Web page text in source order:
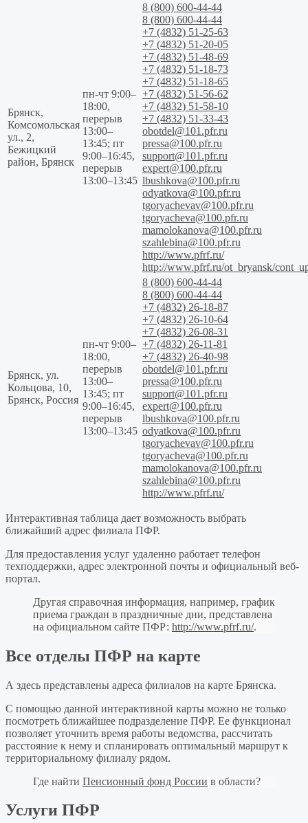
Брянск,
Комсомольская
ул., 2,
Бежицкий
район, Брянск
пн-чт 9:00–
18:00,
перерыв
13:00–
13:45; пт
9:00–16:45,
перерыв
13:00–13:45
8 (800) 600-44-44
8 (800) 600-44-44
+7 (4832) 51-25-63
+7 (4832) 51-20-05
+7 (4832) 51-48-69
+7 (4832) 51-18-73
+7 (4832) 51-18-65
+7 (4832) 51-56-62
+7 (4832) 51-58-10
+7 (4832) 51-33-43
obotdel@101.pfr.ru
pressa@100.pfr.ru
support@101.pfr.ru
expert@100.pfr.ru
lbushkova@100.pfr.ru
odyatkova@100.pfr.ru
tgoryachevav@100.pfr.ru
tgoryacheva@100.pfr.ru
mamolokanova@100.pfr.ru
szahlebina@100.pfr.ru
http://www.pfrf.ru/
http://www.pfrf.ru/ot_bryansk/
Брянск, ул.
Кольцова, 10,
Брянск, Россия
пн-чт 9:00–
18:00,
перерыв
13:00–
13:45; пт
9:00–16:45,
перерыв
13:00–13:45
8 (800) 600-44-44
8 (800) 600-44-44
+7 (4832) 26-18-87
+7 (4832) 26-10-64
+7 (4832) 26-08-31
+7 (4832) 26-11-81
+7 (4832) 26-40-98
obotdel@101.pfr.ru
pressa@100.pfr.ru
support@101.pfr.ru
expert@100.pfr.ru
lbushkova@100.pfr.ru
odyatkova@100.pfr.ru
tgoryachevav@100.pfr.ru
tgoryacheva@100.pfr.ru
mamolokanova@100.pfr.ru
szahlebina@100.pfr.ru
http://www.pfrf.ru/
Интерактивная таблица дает возможность выбрать
ближайший адрес филиала ПФР.
Для предоставления услуг удаленно работает телефон
техподдержки, адрес электронной почты и официальный веб-
портал.
Другая справочная информация, например, график
приема граждан в праздничные дни, представлена
на официальном сайте ПФР: http://www.pfrf.ru/.
Все отделы ПФР на карте
А здесь представлены адреса филиалов на карте Брянска.
С помощью данной интерактивной карты можно не только
посмотреть ближайшее подразделение ПФР. Ее функционал
позволяет уточнить время работы ведомства, рассчитать
расстояние к нему и спланировать оптимальный маршрут к
территориальному филиалу рядом.
Где найти Пенсионный фонд России в области?
Услуги ПФР